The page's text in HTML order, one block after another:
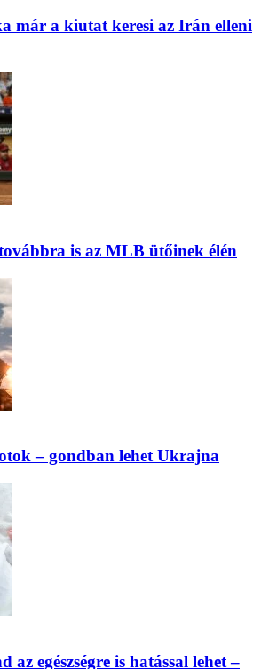
már a kiutat keresi az Irán elleni
is az MLB ütőinek élén
– gondban lehet Ukrajna
az egészségre is hatással lehet –